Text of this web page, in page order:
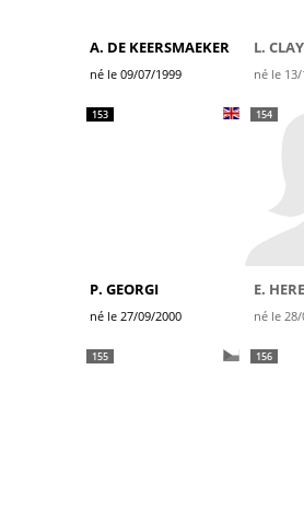
A. DE KEERSMAEKER
né le 09/07/1999
L. CLAY
né le
153
P. GEORGI
né le 27/09/2000
154
E.
né le
155 156